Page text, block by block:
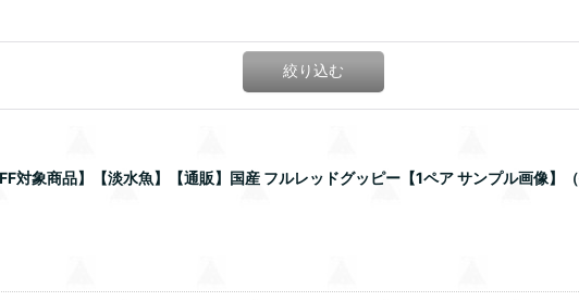
絞り込む
対象商品】【淡水魚】【通販】国産 フルレッドグッピー【1ペア サンプル画像】